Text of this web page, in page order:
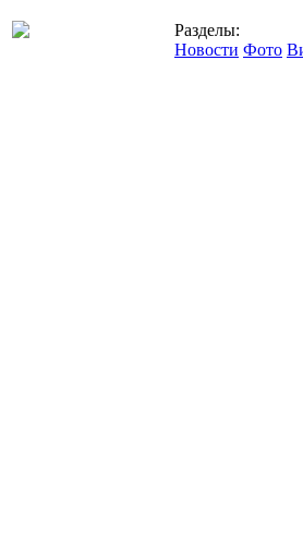
Разделы:
Новости Фото